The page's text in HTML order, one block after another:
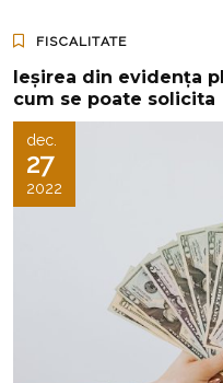
FISCALITATE
Ieșirea din evidența
cum se poate solicita
dec.
27
2022